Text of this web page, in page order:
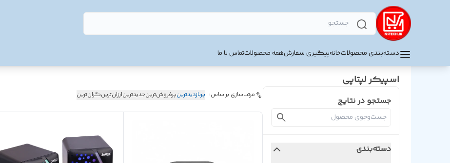
دسته‌بندی محصولاتخانهپیگیری سفارشهمه محصولاتتماس با ما
اسپیکر لپتاپی
جستجو در نتایج
دسته‌بندی
مرتب‌سازی براساس: پربازدیدترینپرفروش‌ترینجدیدترینارزان‌ترینگران‌ترین